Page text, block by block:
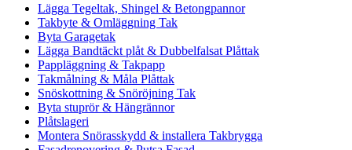
Lägga Tegeltak, Shingel & Betongpannor
Takbyte & Omläggning Tak
Byta Garagetak
Lägga Bandtäckt plåt & Dubbelfalsat Plåttak
Pappläggning & Takpapp
Takmålning & Måla Plåttak
Snöskottning & Snöröjning Tak
Byta stuprör & Hängrännor
Plåtslageri
Montera Snörasskydd & installera Takbrygga